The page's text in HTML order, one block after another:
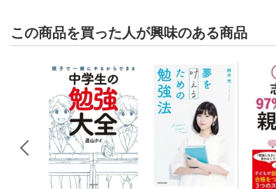
この商品を買った人が興味のある商品